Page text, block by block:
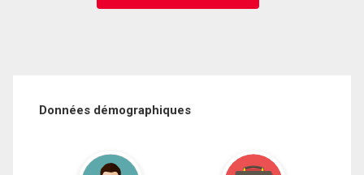
Données démographiques